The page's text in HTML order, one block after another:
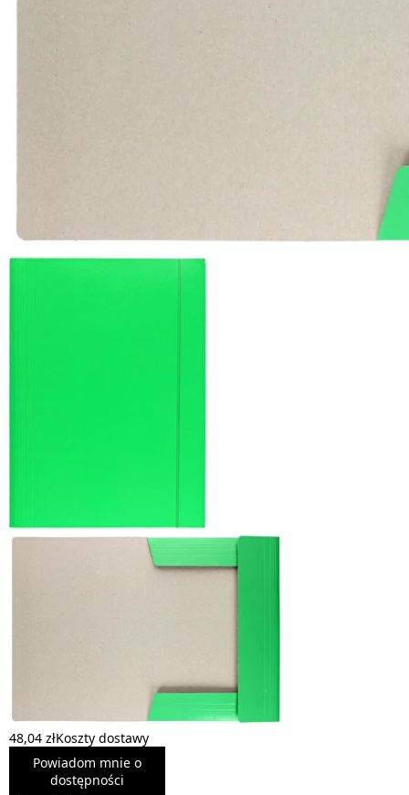
48,04 złKoszty dostawy
Powiadom mnie o
dostępności